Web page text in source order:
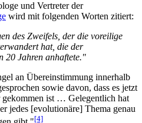
und Vertreter der
wird mit folgenden Worten zitiert:
des Zweifels, der die voreilige
hat, die der
20 Jahren anhaftete."
an Übereinstimmung innerhalb
sowie davon, dass es jetzt
gekommen ist … Gelegentlich hat
jedes [evolutionäre] Thema genau
[4]